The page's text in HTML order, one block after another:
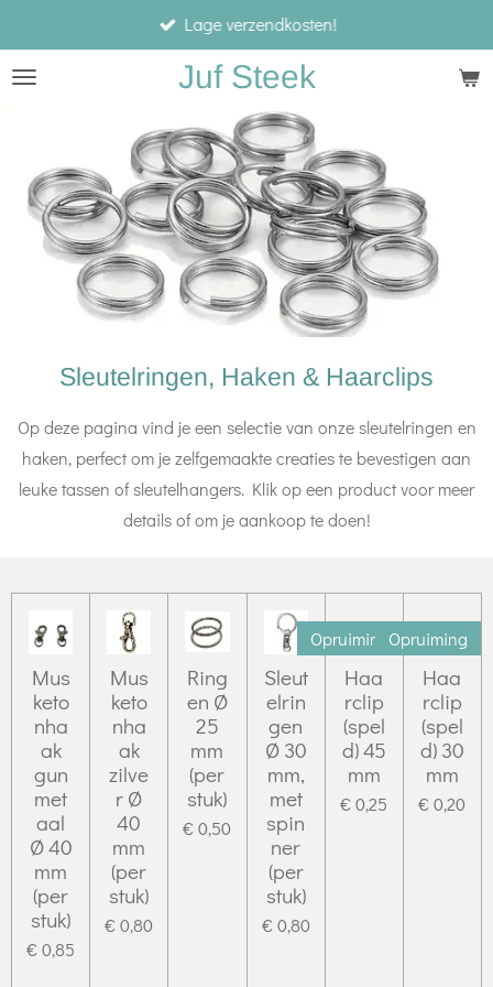
direct
naar
Juf Steek
Lage verzendkosten!
Sleutelringen, Haken & Haarclips
Op deze pagina vind je een selectie van onze sleutelringen en
haken, perfect om je zelfgemaakte creaties te bevestigen aan
leuke tassen of sleutelhangers. Klik op een product voor meer
details of om je aankoop te doen!
Mus
keto
nha
ak
gun
met
aal
Ø 40
mm
(per
stuk)
€ 0,85
Mus
keto
nha
ak
zilve
r Ø
40
mm
(per
stuk)
€ 0,80
Ring
en Ø
25
mm
(per
stuk)
€ 0,50
Sleut
elrin
gen
Ø 30
mm,
met
spin
ner
(per
stuk)
€ 0,80
Opruiming
Haa
rclip
(spel
d) 45
mm
€ 0,25
Opruiming
Haa
rclip
(spel
d) 30
mm
€ 0,20